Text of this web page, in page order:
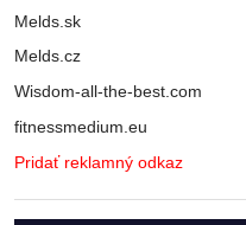
Melds.sk
Melds.cz
Wisdom-all-the-best.com
fitnessmedium.eu
Pridať reklamný odkaz